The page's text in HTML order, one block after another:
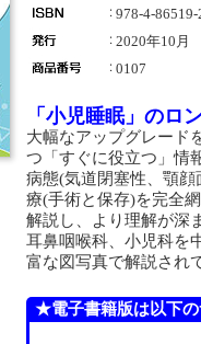
978-4-
2020年10月
0107
「小児睡眠」のロ
大幅なアップグレード
つ「すぐに役立つ」情
病態(気道閉塞性、顎
療(手術と保存)を完全
解説し、より理解が深
耳鼻咽喉科、小児科を
富な図写真で解説され
★電子書籍版は以下